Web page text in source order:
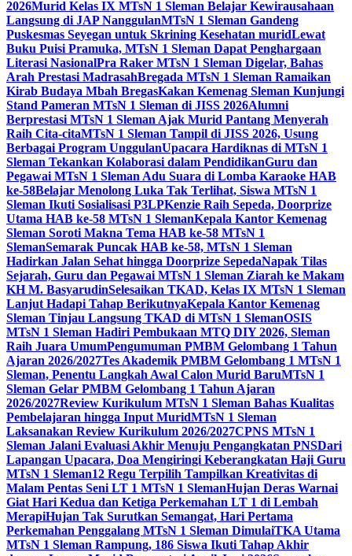
2026Murid Kelas IX MTsN 1 Sleman Belajar Kewirausahaan
Langsung di JAP NanggulanMTsN 1 Sleman Gandeng
Puskesmas Seyegan untuk Skrining Kesehatan muridLewat
Buku Puisi Pramuka, MTsN 1 Sleman Dapat Penghargaan
Literasi NasionalPra Raker MTsN 1 Sleman Digelar, Bahas
Arah Prestasi MadrasahBregada MTsN 1 Sleman Ramaikan
Kirab Budaya Mbah BregasKakan Kemenag Sleman Kunjungi
Stand Pameran MTsN 1 Sleman di JISS 2026Alumni
Berprestasi MTsN 1 Sleman Ajak Murid Pantang Menyerah
Raih Cita-citaMTsN 1 Sleman Tampil di JISS 2026, Usung
Berbagai Program UnggulanUpacara Hardiknas di MTsN 1
Sleman Tekankan Kolaborasi dalam PendidikanGuru dan
Pegawai MTsN 1 Sleman Adu Suara di Lomba Karaoke HAB
ke-58Belajar Menolong Luka Tak Terlihat, Siswa MTsN 1
Sleman Ikuti Sosialisasi P3LPKenzie Raih Sepeda, Doorprize
Utama HAB ke-58 MTsN 1 SlemanKepala Kantor Kemenag
Sleman Soroti Makna Tema HAB ke-58 MTsN 1
SlemanSemarak Puncak HAB ke-58, MTsN 1 Sleman
Hadirkan Jalan Sehat hingga Doorprize SepedaNapak Tilas
Sejarah, Guru dan Pegawai MTsN 1 Sleman Ziarah ke Makam
KH M. BasyarudinSelesaikan TKAD, Kelas IX MTsN 1 Sleman
Lanjut Hadapi Tahap BerikutnyaKepala Kantor Kemenag
Sleman Tinjau Langsung TKAD di MTsN 1 SlemanOSIS
MTsN 1 Sleman Hadiri Pembukaan MTQ DIY 2026, Sleman
Raih Juara UmumPengumuman PMBM Gelombang 1 Tahun
Ajaran 2026/2027Tes Akademik PMBM Gelombang 1 MTsN 1
Sleman, Penentu Langkah Awal Calon Murid BaruMTsN 1
Sleman Gelar PMBM Gelombang 1 Tahun Ajaran
2026/2027Review Kurikulum MTsN 1 Sleman Bahas Kualitas
Pembelajaran hingga Input MuridMTsN 1 Sleman
Laksanakan Review Kurikulum 2026/2027CPNS MTsN 1
Sleman Jalani Evaluasi Akhir Menuju Pengangkatan PNSDari
Lapangan Upacara, Doa Mengiringi Keberangkatan Haji Guru
MTsN 1 Sleman12 Regu Terpilih Tampilkan Kreativitas di
Malam Pentas Seni LT 1 MTsN 1 SlemanHujan Deras Warnai
Giat Hari Kedua dan Ketiga Perkemahan LT 1 di Lembah
MerapiHujan Tak Surutkan Semangat, Hari Pertama
Perkemahan Penggalang MTsN 1 Sleman DimulaiTKA Utama
MTsN 1 Sleman Rampung, 186 Siswa Ikuti Tahap Akhir